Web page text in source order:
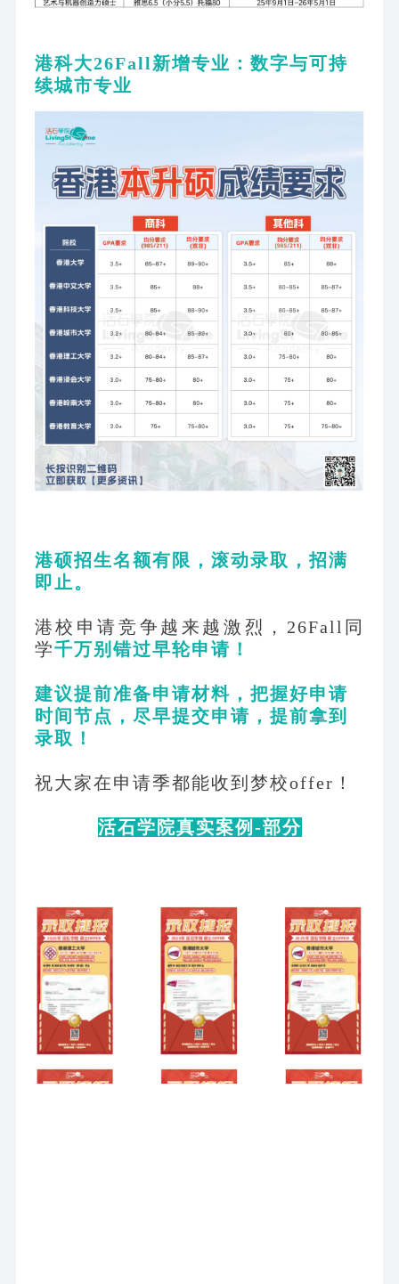
港科大26Fall新增专业：数字与可持
续城市专业
港硕招生名额有限，滚动录取，招满
即止。
港校申请竞争越来越激烈， 26Fall同
学千万别错过早轮申请！
建议提前准备申请材料，把握好申请
时间节点，尽早提交申请，提前拿到
录取！
祝大家在申请季都能收到梦校offer！
活石学院真实案例 -部分